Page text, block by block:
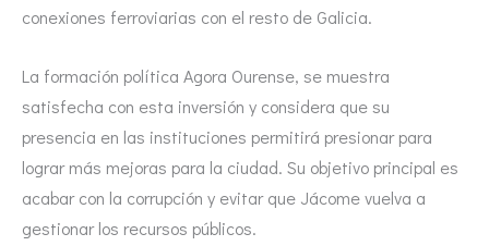
conexiones ferroviarias con el resto de Galicia.
La formación política Agora Ourense, se muestra
satisfecha con esta inversión y considera que su
presencia en las instituciones permitirá presionar para
lograr más mejoras para la ciudad. Su objetivo principal es
acabar con la corrupción y evitar que Jácome vuelva a
gestionar los recursos públicos.